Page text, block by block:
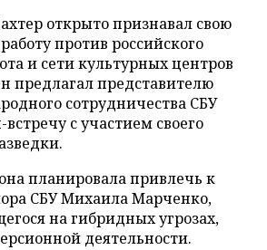
открыто признавал свою
против российского
и сети культурных центров
предлагал представителю
сотрудничества СБУ
с участием своего
планировала привлечь к
СБУ Михаила Марченко,
на гибридных угрозах,
деятельности.